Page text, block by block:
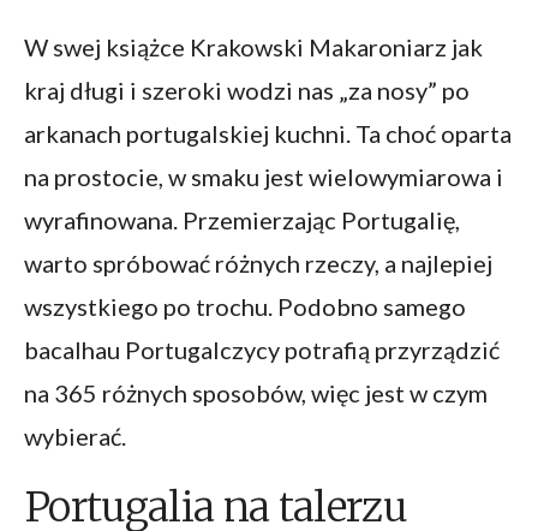
W swej książce Krakowski Makaroniarz jak
kraj długi i szeroki wodzi nas „za nosy” po
arkanach portugalskiej kuchni. Ta choć oparta
na prostocie, w smaku jest wielowymiarowa i
wyrafinowana. Przemierzając Portugalię,
warto spróbować różnych rzeczy, a najlepiej
wszystkiego po trochu. Podobno samego
bacalhau Portugalczycy potrafią przyrządzić
na 365 różnych sposobów, więc jest w czym
wybierać.
Portugalia na talerzu